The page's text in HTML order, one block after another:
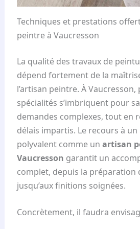
Techniques et prestations
peintre à Vaucresson
La qualité des travaux de
dépend fortement de la
l’artisan peintre. À Vaucresson,
spécialités s’imbriquent pour
demandes complexes, tout en
délais impartis. Le recours à
polyvalent comme un artisan
Vaucresson garantit un
complet, depuis la préparation
jusqu’aux finitions soignées.
Concrètement, il faudra